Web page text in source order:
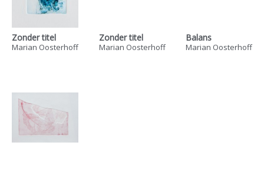
Zonder titel
Marian Oosterhoff
Zonder titel
Marian Oosterhoff
Balans
Marian Oosterhoff